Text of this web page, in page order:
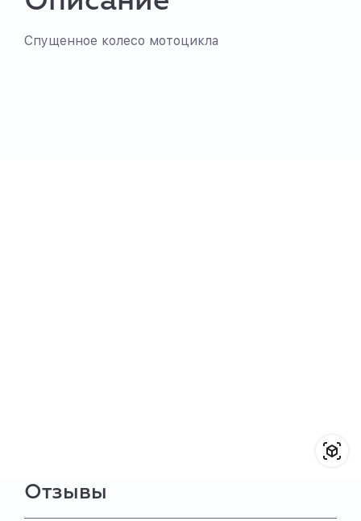
Спущенное колесо мотоцикла
Отзывы